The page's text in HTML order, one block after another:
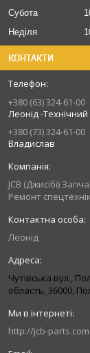
Субота
Неділя
КОНТАКТИ
+380 (63) 324-61-00
Леонід -Технічний
+380 (73) 324-61-00
Владислав
JCB (Джисібі)
Ремонт
Леонід
Чутівська вул.,
область, 36000,
http://jcb-